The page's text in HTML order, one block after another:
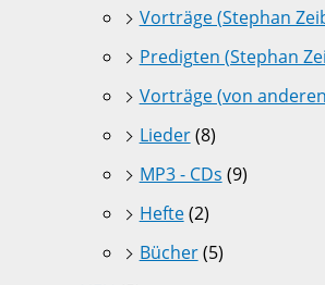
Vorträge (Stephan
Predigten (Stephan
Vorträge (von
Lieder(8)
MP3 - CDs (9)
Hefte(2)
Bücher(5)